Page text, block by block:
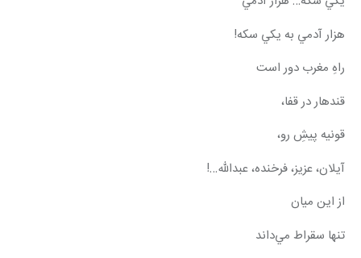
هزار آدمي به يكي سكه!
راهِ مغرب دور است
قندهار در قفا،
قونيه پيشِ رو،
آيلان، عزيز، فرخنده، عبدالله…!
از اين ميان
تنها سقراط مي‌داند